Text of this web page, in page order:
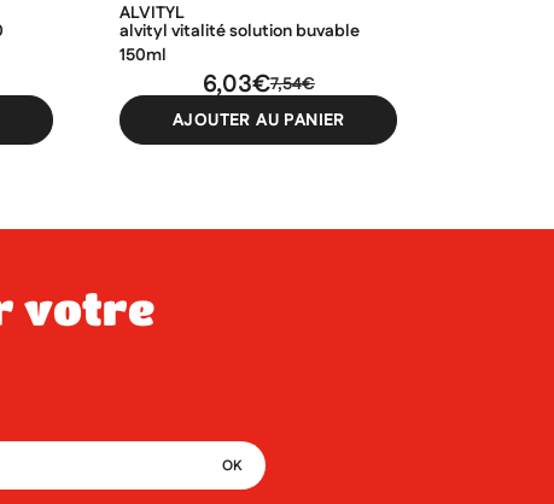
ALVITYL
alvityl vitalité solution buvable
150ml
7,54€
6,03€
AJOUTER AU PANIER